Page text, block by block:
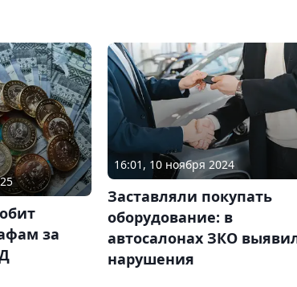
за
16:01, 10 ноября 2024
Заставляли покупать
оборудование: в
автосалонах ЗКО
нарушения